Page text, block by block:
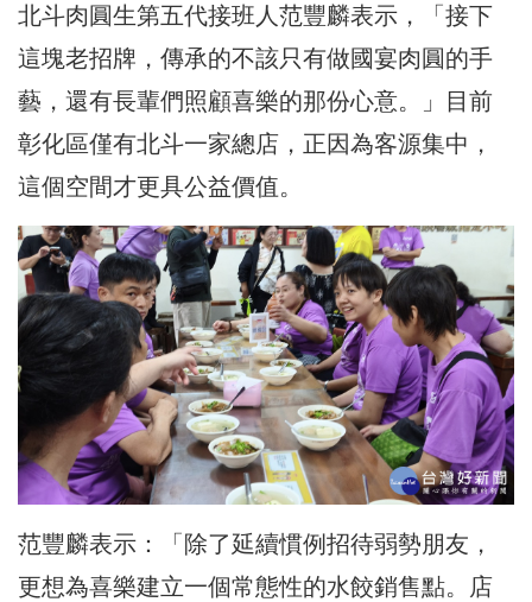
北斗肉圓生第五代接班人范豐麟表示，「接下
這塊老招牌，傳承的不該只有做國宴肉圓的手
藝，還有長輩們照顧喜樂的那份心意。」目前
彰化區僅有北斗一家總店，正因為客源集中，
這個空間才更具公益價值。
范豐麟表示：「除了延續慣例招待弱勢朋友，
更想為喜樂建立一個常態性的水餃銷售點。店